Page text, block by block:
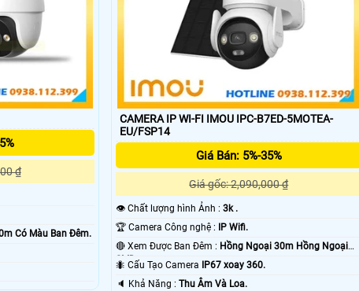
₫
Có Màu Ban Ðêm.
CAMERA IP WI-FI IMOU IPC-B7ED-5MOTEA-
EU/FSP14
Giá Bán: 5%-35%
Giá gốc: 2,090,000 ₫
👁 Chất lượng hình Ảnh : 3k .
🏆 Camera Công nghệ :
IP Wifi.
🔴 Xem Được Ban Đêm : Hồng Ngoại 30m Hồng Ngoại
SMD.🐜 Cấu Tạo Camera
IP67 xoay 360.
️🔈 Khả Năng : Thu Âm Và Loa.